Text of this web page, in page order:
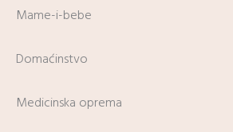
Mame-i-bebe
Domaćinstvo
Medicinska oprema